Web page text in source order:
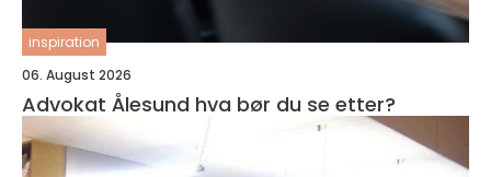
inspiration
06. August 2026
Advokat Ålesund hva bør du se etter?